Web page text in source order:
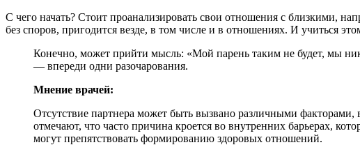
С чего начать? Стоит проанализировать свои отношения с близкими,
без споров, пригодится везде, в том числе и в отношениях. И учиться
Конечно, может прийти мысль: «Мой парень таким не будет, мы
— впереди одни разочарования.
Мнение врачей:
Отсутствие партнера может быть вызвано различными
отмечают, что часто причина кроется во внутренних барьерах,
могут препятствовать формированию здоровых отношений.